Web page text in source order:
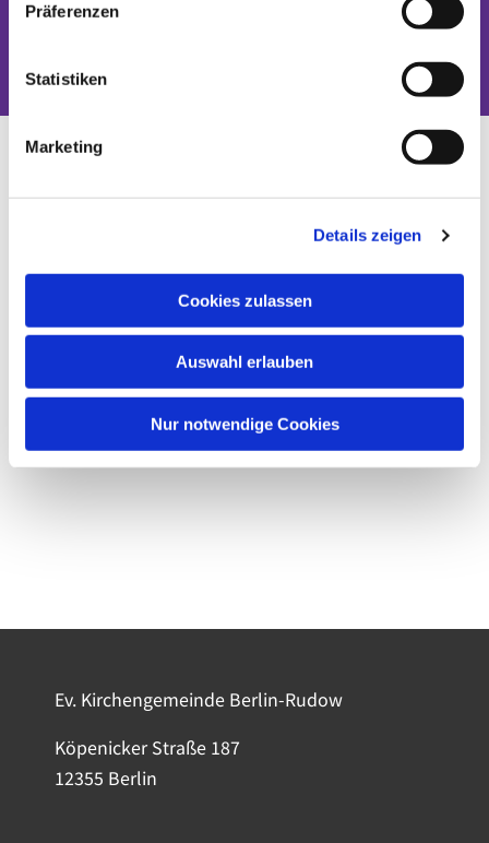
Präferenzen
Statistiken
Marketing
Details zeigen
Cookies zulassen
Auswahl erlauben
Nur notwendige Cookies
Dies könnte Sie auch interessieren
Ev. Kirchengemeinde Berlin-Rudow
Köpenicker Straße 187
12355 Berlin